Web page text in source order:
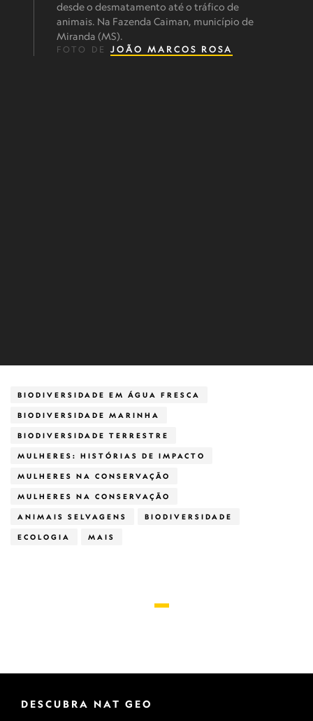
desde o desmatamento até o tráfico de
animais. Na Fazenda Caiman, município de
Miranda (MS).
FOTO DE JOÃO MARCOS ROSA
BIODIVERSIDADE EM ÁGUA FRESCA
BIODIVERSIDADE MARINHA
BIODIVERSIDADE TERRESTRE
MULHERES: HISTÓRIAS DE IMPACTO
MULHERES NA CONSERVAÇÃO
MULHERES NA CONSERVAÇÃO
ANIMAIS SELVAGENS BIODIVERSIDADE
ECOLOGIA MAIS
DESCUBRA NAT GEO